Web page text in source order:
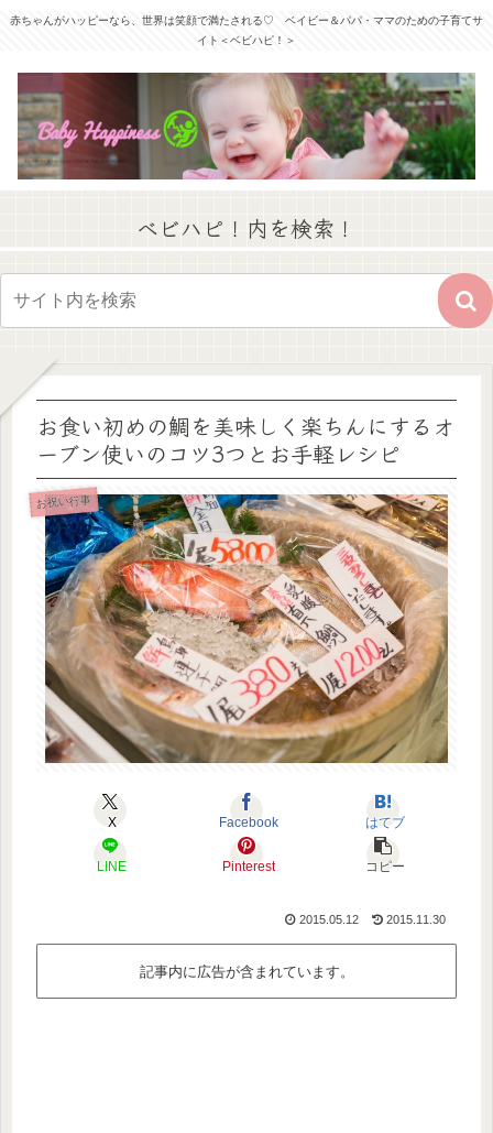
赤ちゃんがハッピーなら、世界は笑顔で満たされる♡ ベイビー＆パパ・ママのための子育てサ
イト＜ベビハピ！＞
ベビハピ！内を検索！
お食い初めの鯛を美味しく楽ちんにするオ
ーブン使いのコツ3つとお手軽レシピ
お祝い行事
X Facebook はてブ
LINE Pinterest コピー
2015.05.12 2015.11.30
記事内に広告が含まれています。